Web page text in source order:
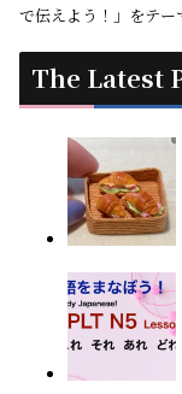
で伝えよう！」をテー
The Latest